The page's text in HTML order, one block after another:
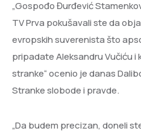
„Gospođo Đurđević
TV Prva pokušavali ste da
evropskih suverenista što
pripadate Aleksandru Vučiću
stranke“ ocenio je danas
Stranke slobode i pravde.
„Da budem precizan, doneli